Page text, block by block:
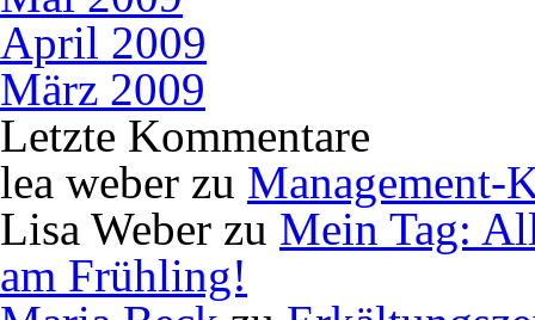
April 2009
März 2009
Letzte Kommentare
lea weber zu Management-
Lisa Weber zu Mein Tag:
am Frühling!